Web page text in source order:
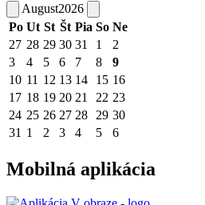
August2026
Po Ut St Št Pia So Ne
27 28 29 30 31 1
2
3
4 5 6 7 8
9
10 11 12 13 14 15 16
17 18 19 20 21 22 23
24 25 26 27 28 29 30
31 1 2 3 4 5 6
Mobilná aplikácia